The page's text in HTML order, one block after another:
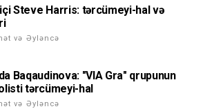
Steve Harris: tərcümeyi-hal və
və Əyləncə
Baqaudinova: "VIA Gra" qrupunun
tərcümeyi-hal
və Əyləncə